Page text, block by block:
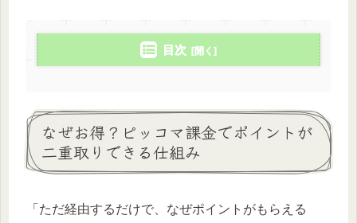
目次
なぜお得？ピッコマ課金でポイントが
二重取りできる仕組み
「ただ経由するだけで、なぜポイントがもらえる